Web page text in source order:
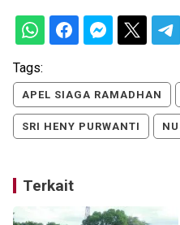
Tags:
APEL SIAGA RAMADHAN
SRI HENY PURWANTI
Terkait